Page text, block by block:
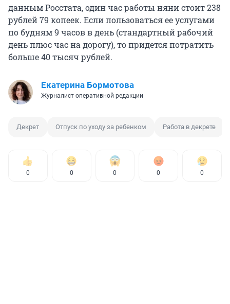
данным Росстата, один час работы няни стоит 238
рублей 79 копеек. Если пользоваться ее услугами
по будням 9 часов в день (стандартный рабочий
день плюс час на дорогу), то придется потратить
больше 40 тысяч рублей.
Екатерина Бормотова
Журналист оперативной редакции
Декрет Отпуск по уходу за ребенком Работа в декрете
0 0 0 0 0